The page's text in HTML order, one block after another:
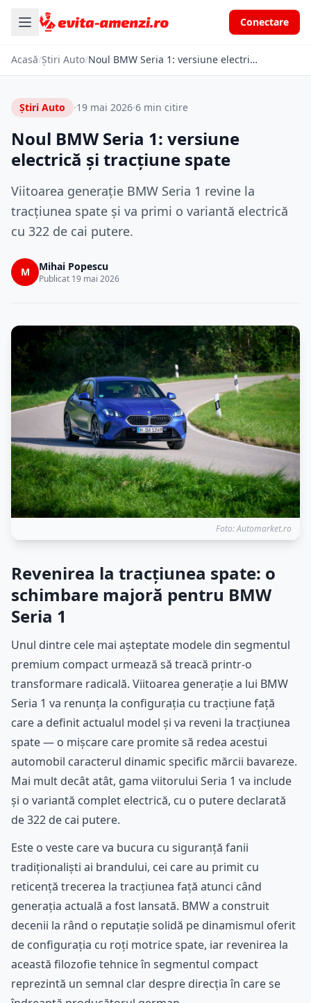
Conectare
Acasă/Știri Auto/ Noul BMW Seria 1: versiune electrică și tracțiune spate
Știri Auto ·19 mai 2026·6 min citire
Noul BMW Seria 1: versiune
electrică și tracțiune spate
Viitoarea generație BMW Seria 1 revine la
tracțiunea spate și va primi o variantă electrică
cu 322 de cai putere.
M Mihai Popescu
Publicat 19 mai 2026
Foto: Automarket.ro
Revenirea la tracțiunea spate: o
schimbare majoră pentru BMW
Seria 1
Unul dintre cele mai așteptate modele din segmentul
premium compact urmează să treacă printr-o
transformare radicală. Viitoarea generație a lui BMW
Seria 1 va renunța la configurația cu tracțiune față
care a definit actualul model și va reveni la tracțiunea
spate — o mișcare care promite să redea acestui
automobil caracterul dinamic specific mărcii bavareze.
Mai mult decât atât, gama viitorului Seria 1 va include
și o variantă complet electrică, cu o putere declarată
de 322 de cai putere.
Este o veste care va bucura cu siguranță fanii
tradiționaliști ai brandului, cei care au primit cu
reticență trecerea la tracțiunea față atunci când
generația actuală a fost lansată. BMW a construit
decenii la rând o reputație solidă pe dinamismul oferit
de configurația cu roți motrice spate, iar revenirea la
această filozofie tehnice în segmentul compact
reprezintă un semnal clar despre direcția în care se